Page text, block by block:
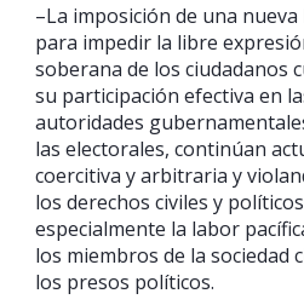
–La imposición de una
para impedir la libre
soberana de los ciudadanos
su participación efectiva en
autoridades
las electorales, continúan
coercitiva y arbitraria y
los derechos civiles y
especialmente la labor
los miembros de la sociedad
los presos políticos.